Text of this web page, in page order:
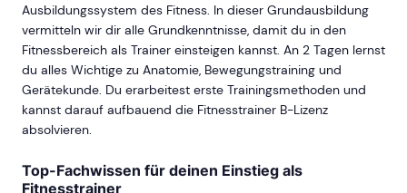
Ausbildungssystem des Fitness. In dieser Grundausbildung
vermitteln wir dir alle Grundkenntnisse, damit du in den
Fitnessbereich als Trainer einsteigen kannst. An 2 Tagen lernst
du alles Wichtige zu Anatomie, Bewegungstraining und
Gerätekunde. Du erarbeitest erste Trainingsmethoden und
kannst darauf aufbauend die Fitnesstrainer B-Lizenz
absolvieren.
Top-Fachwissen für deinen Einstieg als
Fitnesstrainer